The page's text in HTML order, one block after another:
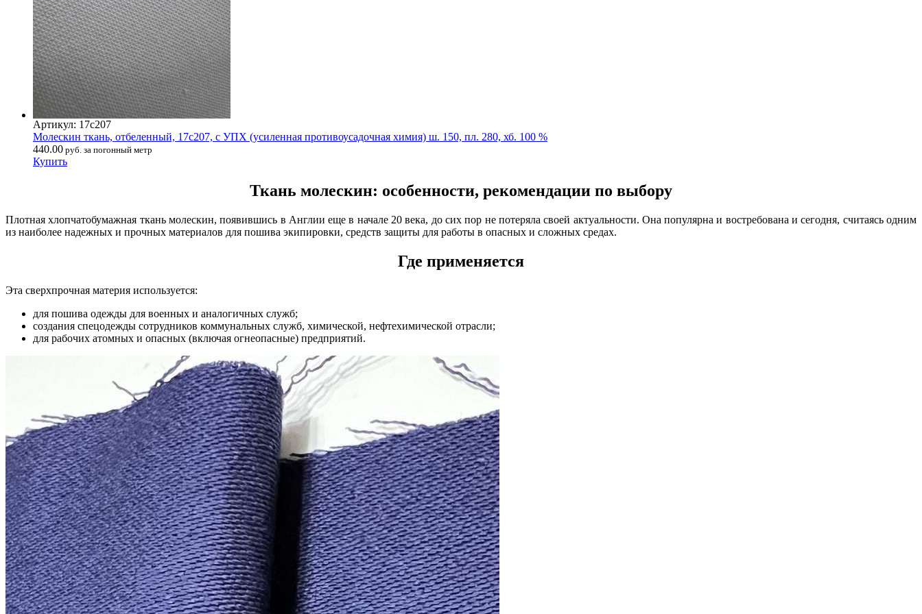
Артикул: 17с207
Молескин ткань, отбеленный, 17с207, с УПХ (усиленная противоусадочная химия) ш. 150, пл. 280, хб. 100 %
440.00 руб. за погонный метр
Купить
Ткань молескин: особенности, рекомендации по выбору
Плотная хлопчатобумажная ткань молескин, появившись в Англии еще в начале 20 века, до сих пор не потеряла своей актуальности. Она популярна и востребована и сегодня, считаясь одним
из наиболее надежных и прочных материалов для пошива экипировки, средств защиты для работы в опасных и сложных средах.
Где применяется
Эта сверхпрочная материя используется:
для пошива одежды для военных и аналогичных служб;
создания спецодежды сотрудников коммунальных служб, химической, нефтехимической отрасли;
для рабочих атомных и опасных (включая огнеопасные) предприятий.